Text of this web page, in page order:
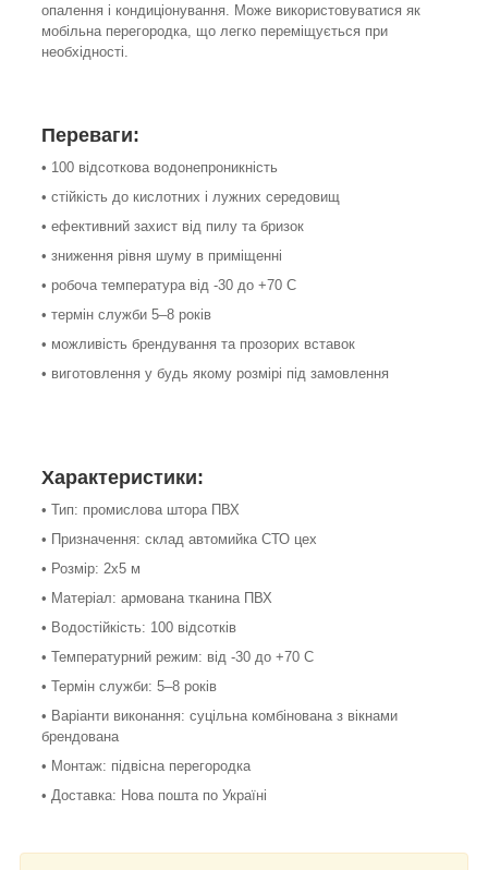
опалення і кондиціонування. Може використовуватися як
мобільна перегородка, що легко переміщується при
необхідності.
Переваги:
• 100 відсоткова водонепроникність
• стійкість до кислотних і лужних середовищ
• ефективний захист від пилу та бризок
• зниження рівня шуму в приміщенні
• робоча температура від -30 до +70 С
• термін служби 5–8 років
• можливість брендування та прозорих вставок
• виготовлення у будь якому розмірі під замовлення
Характеристики:
• Тип: промислова штора ПВХ
• Призначення: склад автомийка СТО цех
• Розмір: 2х5 м
• Матеріал: армована тканина ПВХ
• Водостійкість: 100 відсотків
• Температурний режим: від -30 до +70 С
• Термін служби: 5–8 років
• Варіанти виконання: суцільна комбінована з вікнами
брендована
• Монтаж: підвісна перегородка
• Доставка: Нова пошта по Україні